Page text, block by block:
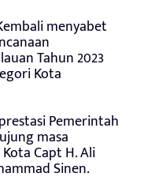
menyabet
Tahun 2023
Kota
Pemerintah
masa
Capt H. Ali
Sinen.